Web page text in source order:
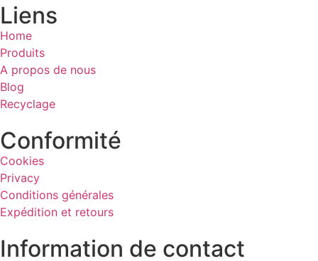
Liens
Home
Produits
A propos de nous
Blog
Recyclage
Conformité
Cookies
Privacy
Conditions générales
Expédition et retours
Information de contact